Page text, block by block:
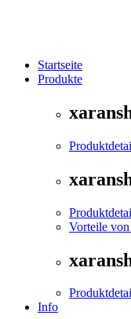
Startseite
Produkte
Vorteile
Info